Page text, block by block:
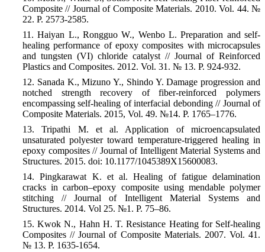
Composite // Journal of Composite Materials. 2010. Vol. 44. №
22. P. 2573-2585.
11. Haiyan L., Rongguo W., Wenbo L. Preparation and self-
healing performance of epoxy composites with microcapsules
and tungsten (VI) chloride catalyst // Journal of Reinforced
Plastics and Composites. 2012. Vol. 31. № 13. P. 924-932.
12. Sanada K., Mizuno Y., Shindo Y. Damage progression and
notched strength recovery of fiber-reinforced polymers
encompassing self-healing of interfacial debonding // Journal of
Composite Materials. 2015, Vol. 49. №14. P. 1765–1776.
13. Tripathi M. et al. Application of microencapsulated
unsaturated polyester toward temperature-triggered healing in
epoxy composites // Journal of Intelligent Material Systems and
Structures. 2015. doi: 10.1177/1045389X15600083.
14. Pingkarawat K. et al. Healing of fatigue delamination
cracks in carbon–epoxy composite using mendable polymer
stitching // Journal of Intelligent Material Systems and
Structures. 2014. Vol 25. №1. P. 75–86.
15. Kwok N., Hahn H. T. Resistance Heating for Self-healing
Composites // Journal of Composite Materials. 2007. Vol. 41.
№ 13. P. 1635-1654.